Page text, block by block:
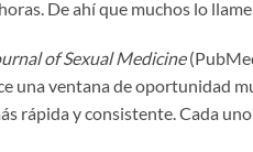
De ahí que muchos lo
of Sexual Medicine
una ventana de oportunidad
rápida y consistente. Cada